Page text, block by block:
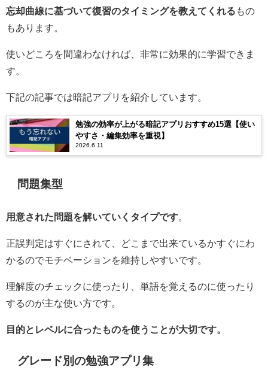
忘却曲線に基づいて復習のタイミングを教えてくれる もの
もあります。
使いどころを間違わなければ、非常に効果的に学習できま
す。
下記の記事では暗記アプリを紹介しています。
勉強の効率が上がる暗記アプリおすすめ15選【使い
やすさ・編集効率を重視】
2026.6.11
問題集型
用意された問題を解いていくタイプです
正誤判定はすぐにされて、どこまで出来ているかすぐにわ
かるのでモチベーションを維持しやすいです。
理解度のチェックに使ったり、単語を覚えるのに使ったり
するのが主な使い方です。
目的とレベルに合ったものを使うことが大切です。
グレード別の勉強アプリ集